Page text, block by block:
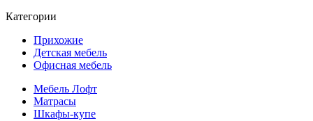
Категории
Прихожие
Детская мебель
Офисная мебель
Мебель Лофт
Матрасы
Шкафы-купе